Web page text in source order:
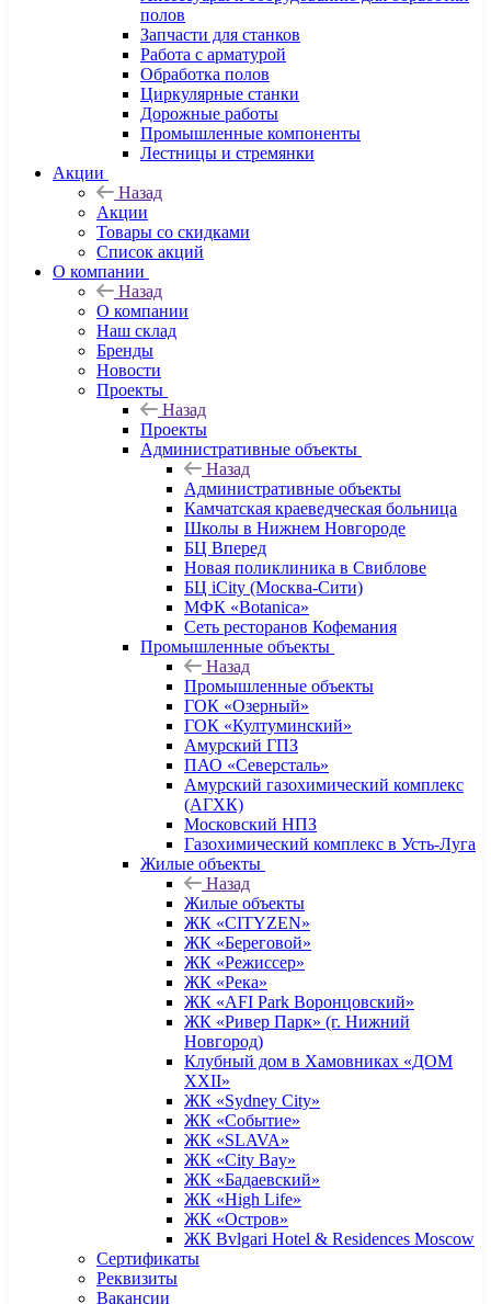
полов
Запчасти для станков
Работа с арматурой
Обработка полов
Циркулярные станки
Дорожные работы
Промышленные компоненты
Лестницы и стремянки
Акции
Назад
Акции
Товары со скидками
Список акций
О компании
Назад
О компании
Наш склад
Бренды
Новости
Проекты
Назад
Проекты
Административные объекты
Назад
Административные объекты
Камчатская краеведческая больница
Школы в Нижнем Новгороде
БЦ Вперед
Новая поликлиника в Свиблове
БЦ iCity (Москва-Сити)
МФК «Botanica»
Сеть ресторанов Кофемания
Промышленные объекты
Назад
Промышленные объекты
ГОК «Озерный»
ГОК «Култуминский»
Амурский ГПЗ
ПАО «Северсталь»
Амурский газохимический комплекс
(АГХК)
Московский НПЗ
Газохимический комплекс в Усть-Луга
Жилые объекты
Назад
Жилые объекты
ЖК «CITYZEN»
ЖК «Береговой»
ЖК «Режиссер»
ЖК «Река»
ЖК «AFI Park Воронцовский»
ЖК «Ривер Парк» (г. Нижний
Новгород)
Клубный дом в Хамовниках «ДОМ
XXII»
ЖК «Sydney City»
ЖК «Событие»
ЖК «SLAVA»
ЖК «City Bay»
ЖК «Бадаевский»
ЖК «High Life»
ЖК «Остров»
ЖК Bvlgari Hotel & Residences Moscow
Сертификаты
Реквизиты
Вакансии